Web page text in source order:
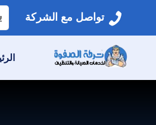
تواصل مع الشركة